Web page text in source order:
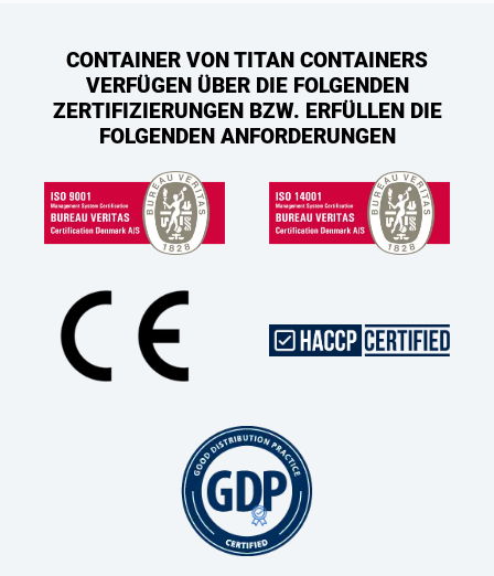
CONTAINER VON TITAN CONTAINERS
VERFÜGEN ÜBER DIE FOLGENDEN
ZERTIFIZIERUNGEN BZW. ERFÜLLEN DIE
FOLGENDEN ANFORDERUNGEN